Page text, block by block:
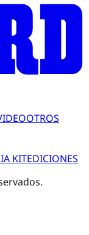
OTROS
KITEDICIONES